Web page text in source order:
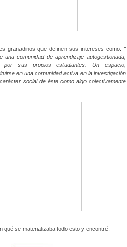
granadinos que definen sus intereses como: "
comunidad de aprendizaje autogestionada,
por sus propios estudiantes.Un espacio,
en una comunidad activa en la investigación
social de éste como algo colectivamente
qué se materializaba todo esto y encontré: